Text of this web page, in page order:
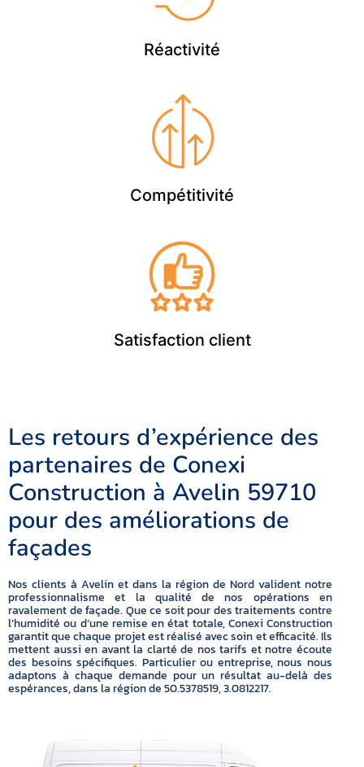
Réactivité
Compétitivité
Satisfaction client
Les retours d’expérience des
partenaires de Conexi
Construction à Avelin 59710
pour des améliorations de
façades
Nos clients à Avelin et dans la région de Nord valident notre
professionnalisme et la qualité de nos opérations en
ravalement de façade. Que ce soit pour des traitements contre
l’humidité ou d’une remise en état totale, Conexi Construction
garantit que chaque projet est réalisé avec soin et efficacité. Ils
mettent aussi en avant la clarté de nos tarifs et notre écoute
des besoins spécifiques. Particulier ou entreprise, nous nous
adaptons à chaque demande pour un résultat au-delà des
espérances, dans la région de 50.5378519, 3.0812217.